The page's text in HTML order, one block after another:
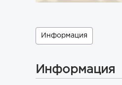
Информация
Информация